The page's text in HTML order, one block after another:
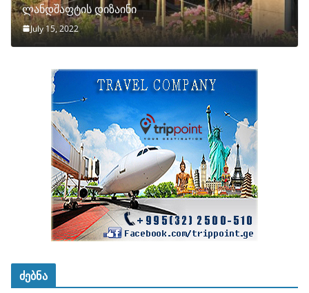
ლანდშაფტის დიზაინი
July 15, 2022
ძებნა